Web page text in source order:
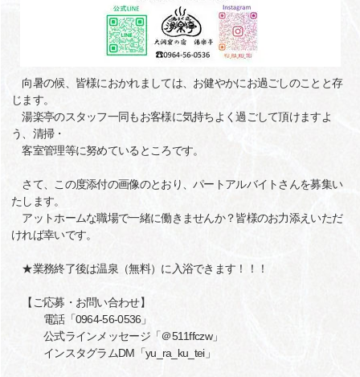
向暑の候、皆様におかれましては、お健やかにお過ごしのことと存
じます。
湯楽亭のスタッフ一同もお客様に気持ちよく過ごして頂けますよ
う、清掃・
客室管理等に努めているところです。
さて、この度添付の画像のとおり、パートアルバイトさんを募集い
たします。
アットホームな職場で一緒に働きませんか？皆様のお力添えいただ
ければ幸いです。
★業務終了後は温泉（無料）に入浴できます！！！
【ご応募・お問い合わせ】
電話「0964-56-0536」
公式ラインメッセージ「＠511ffczw」
インスタグラムDM「yu_ra_ku_tei」